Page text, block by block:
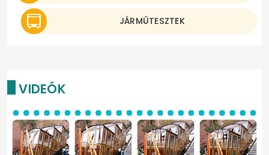
JÁRMŰTESZTEK
VIDEÓK